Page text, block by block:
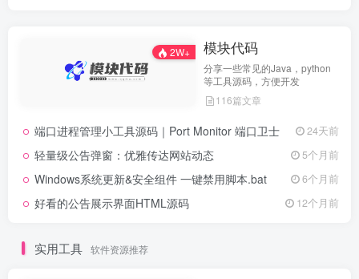
2W+ 模块代码
分享一些常见的Java，python
等工具源码，方便开发
116篇文章
端口进程管理小工具源码｜Port Monitor 端口卫士 24天前
轻量级公告弹窗：优雅传达网站动态 5个月前
Windows系统更新&安全组件 一键禁用脚本.bat 6个月前
好看的公告展示界面HTML源码 12个月前
实用工具 软件资源推荐